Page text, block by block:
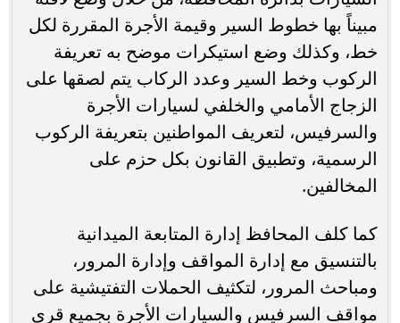
مبيناً بها خطوط السير وقيمة الأجرة المقررة لكل
خط، وكذلك وضع استيكرات موضح به تعريفة
الركوب وخط السير وعدد الركاب يتم لصقها على
الزجاج الأمامي والخلفي لسيارات الأجرة
والسرفيس، لتعريف المواطنين بتعريفة الركوب
الرسمية، وتطبيق القانون بكل حزم على
المخالفين.
كما كلف المحافظ إدارة المتابعة الميدانية
بالتنسيق مع إدارة المواقف وإدارة المرور،
ومباحث المرور، لتكثيف الحملات التفتيشية على
مواقف السرفيس والسيارات الأجرة بجميع قرى